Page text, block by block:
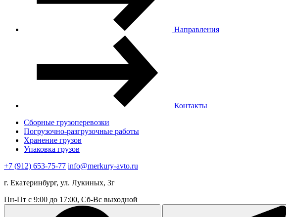
Направления
Контакты
Сборные грузоперевозки
Погрузочно-разгрузочные работы
Хранение грузов
Упаковка грузов
+7 (912) 653-75-77 info@merkury-avto.ru
г. Екатеринбург, ул. Лукиных, 3г
Пн-Пт с 9:00 до 17:00, Сб-Вс выходной